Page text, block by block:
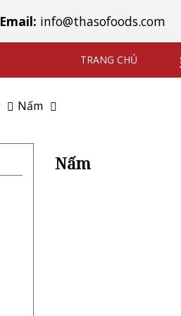
Email: info@thasofoods.com
TRANG CHỦ
Nấm
Nấm